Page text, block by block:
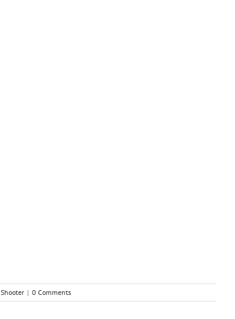
Shooter | 0 Comments